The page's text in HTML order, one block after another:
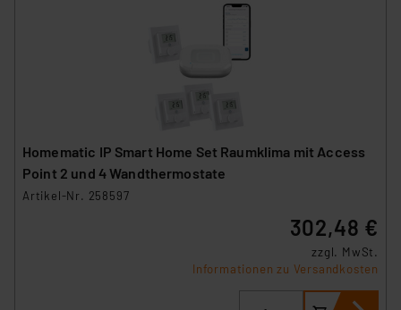
Homematic IP Smart Home Set Raumklima mit Access
Point 2 und 4 Wandthermostate
Artikel-Nr. 258597
302,48 €
zzgl. MwSt.
Informationen zu Versandkosten